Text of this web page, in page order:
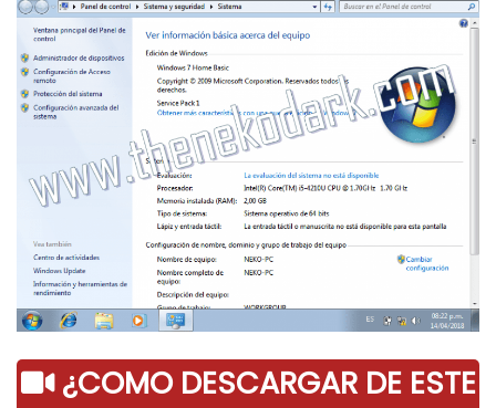
¿COMO DESCARGAR DE ESTE